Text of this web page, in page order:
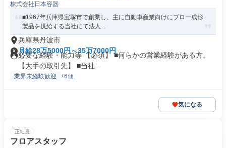
株式会社日本容器
■1967年兵庫県宝塚市で創業し、主に自動車産業向けにブロー成形
製品を供給する当社にて法人...
兵庫県丹波市
月給28万5000円～35万7000円
必要な経験・能力等 【必須】 ■何らかの営業経験がある方。
【大手の取引先】 ■当社...
業界未経験歓迎 +6個
気になる
正社員
フロアスタッフ